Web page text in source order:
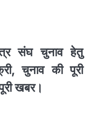
संघ चुनाव हेतु
चुनाव की पूरी
खबर।